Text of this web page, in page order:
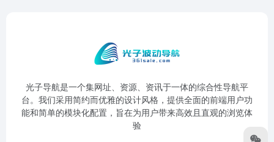
光子导航是一个集网址、资源、资讯于一体的综合性导航平
台。我们采用简约而优雅的设计风格，提供全面的前端用户功
能和简单的模块化配置，旨在为用户带来高效且直观的浏览体
验